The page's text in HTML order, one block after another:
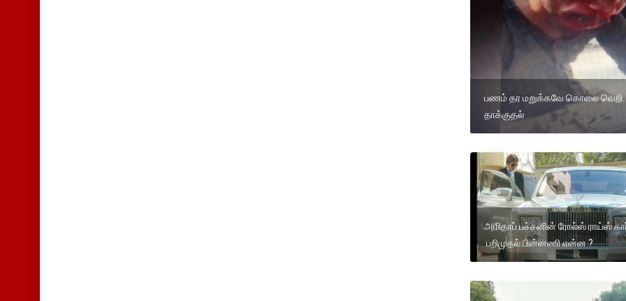
பணம் தர மறுக்கவே கொலை வெறி
தாக்குதல்
அமிதாப் பச்சனின் ரோல்ஸ் ராய்ஸ்
பறிமுதல்:பின்னணி என்ன ?